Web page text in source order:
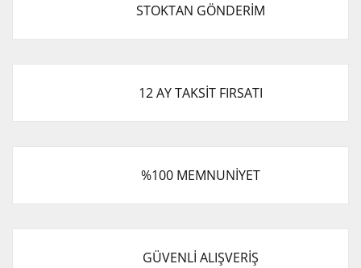
STOKTAN GÖNDERİM
12 AY TAKSİT FIRSATI
%100 MEMNUNİYET
GÜVENLİ ALIŞVERİŞ